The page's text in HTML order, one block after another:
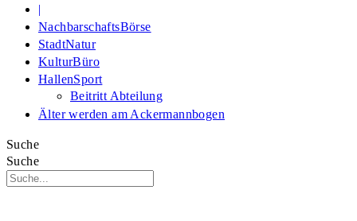
|
NachbarschaftsBörse
StadtNatur
KulturBüro
HallenSport
Beitritt Abteilung
Älter werden am Ackermannbogen
Suche
Suche